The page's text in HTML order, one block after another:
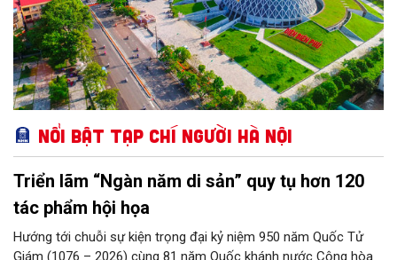
Nổi bật Tạp chí Người Hà Nội
Triển lãm “Ngàn năm di sản” quy tụ hơn 120
tác phẩm hội họa
Hướng tới chuỗi sự kiện trọng đại kỷ niệm 950 năm Quốc Tử
Giám (1076 – 2026) cùng 81 năm Quốc khánh nước Cộng hòa